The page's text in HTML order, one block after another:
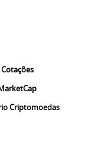
Cotações
Criptomoedas